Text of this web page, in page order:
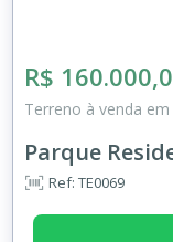
R$
Terreno à venda
Parque
Ref: TE0069